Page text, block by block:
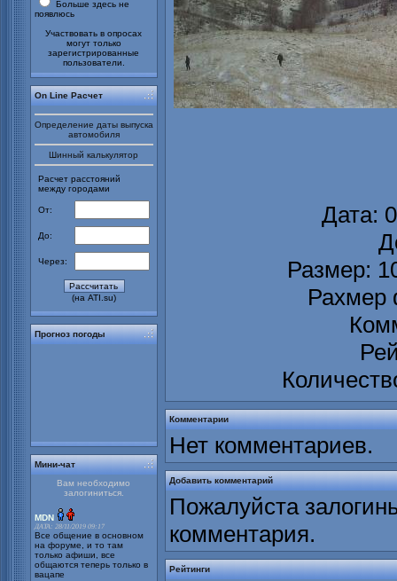
Больше здесь не
появлюсь
Участвовать в опросах
могут только
зарегистрированные
пользователи.
On Line Расчет
Определение даты выпуска
автомобиля
Шинный калькулятор
Расчет расстояний
между городами
От:
До:
Через:
(на ATI.su)
Прогноз погоды
Мини-чат
Вам необходимо
залогиниться.
MDN
ДАТА: 28/11/2019 09:17
Все общение в основном
на форуме, и то там
только афиши, все
общаются теперь только в
вацапе
Дата:
Размер:
Рахмер
Комментарии
Нет комментариев.
Добавить комментарий
Пожалуйста
комментария.
Рейтинги